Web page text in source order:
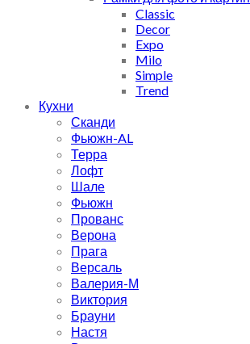
Classic
Decor
Expo
Milo
Simple
Trend
Кухни
Сканди
Фьюжн-AL
Терра
Лофт
Шале
Фьюжн
Прованс
Верона
Прага
Версаль
Валерия-М
Виктория
Брауни
Настя